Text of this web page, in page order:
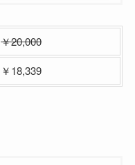
￥20,000
￥18,339